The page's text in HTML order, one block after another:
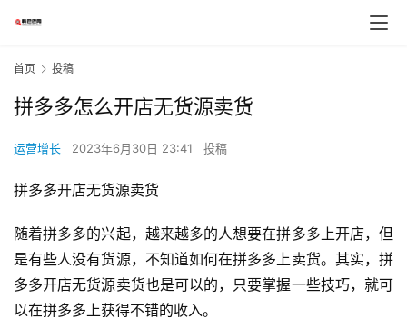
首页 投稿
拼多多怎么开店无货源卖货
运营增长 2023年6月30日 23:41 投稿
拼多多开店无货源卖货
随着拼多多的兴起，越来越多的人想要在拼多多上开店，但
是有些人没有货源，不知道如何在拼多多上卖货。其实，拼
多多开店无货源卖货也是可以的，只要掌握一些技巧，就可
以在拼多多上获得不错的收入。